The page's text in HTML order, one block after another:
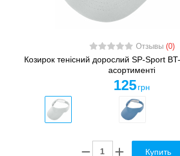
Отзывы (0)
Козирок тенісний дорослий SP-Sport
асортименті
125 грн
Купить